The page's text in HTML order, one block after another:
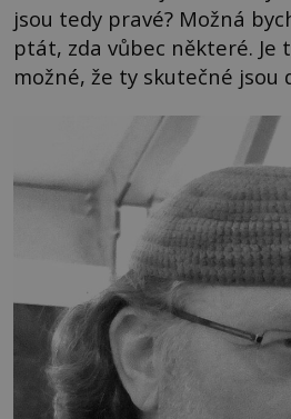
jsou tedy pravé? Možná
ptát, zda vůbec některé. Je
možné, že ty skutečné jsou